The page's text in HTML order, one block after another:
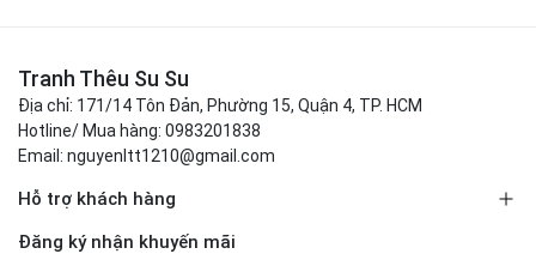
Tranh Thêu Su Su
Địa chỉ: 171/14 Tôn Đản, Phường 15, Quận 4, TP. HCM
Hotline/ Mua hàng: 0983201838
Email: nguyenltt1210@gmail.com
Hỗ trợ khách hàng
Đăng ký nhận khuyến mãi